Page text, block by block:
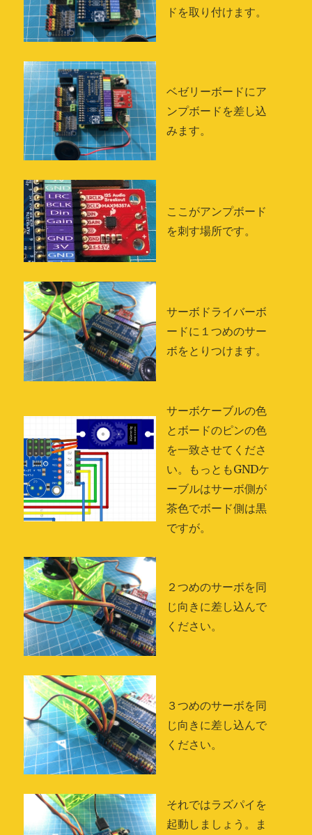
ドを取り付けます。
ベゼリーボードにア
ンプボードを差し込
みます。
ここがアンプボード
を刺す場所です。
サーボドライバーボ
ードに１つめのサー
ボをとりつけます。
サーボケーブルの色
とボードのピンの色
を一致させてくださ
い。もっともGNDケ
ーブルはサーボ側が
茶色でボード側は黒
ですが。
２つめのサーボを同
じ向きに差し込んで
ください。
３つめのサーボを同
じ向きに差し込んで
ください。
それではラズパイを
起動しましょう。ま